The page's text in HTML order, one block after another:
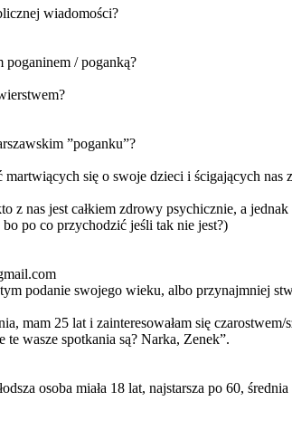
wiadomości?
poganinem / poganką?
”poganku”?
się o swoje dzieci i ścigających nas
z nas jest całkiem zdrowy psychicznie, a
po co przychodzić jeśli tak nie jest?)
podanie swojego wieku, albo przynajmniej
mam 25 lat i zainteresowałam się
te wasze spotkania są? Narka, Zenek”.
osoba miała 18 lat, najstarsza po 60,